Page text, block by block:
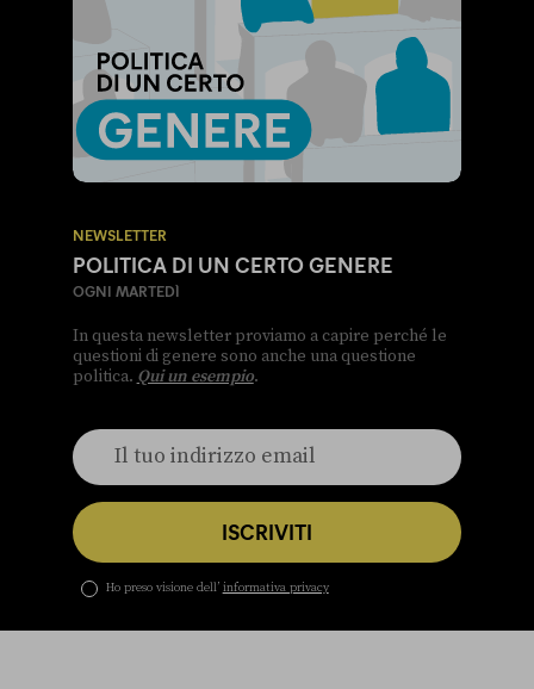
NEWSLETTER
POLITICA DI UN CERTO GENERE
OGNI MARTEDÌ
In questa newsletter proviamo a capire perché le
questioni di genere sono anche una questione
politica. Qui un esempio.
ISCRIVITI
Ho preso visione dell’ informativa privacy